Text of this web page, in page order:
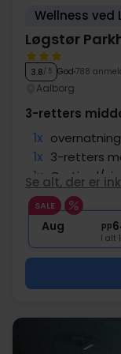
Wellness ved
Løgstør
3.8/ 5 God 788
Aalborg
3-retters
1x
1x 3-retters
1x Gratis øl/
1x Fri adgang
∞ Gratis
Se alt, der er
SALE
Aug pp
I alt